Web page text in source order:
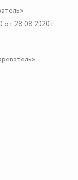
28.08.2020 г.